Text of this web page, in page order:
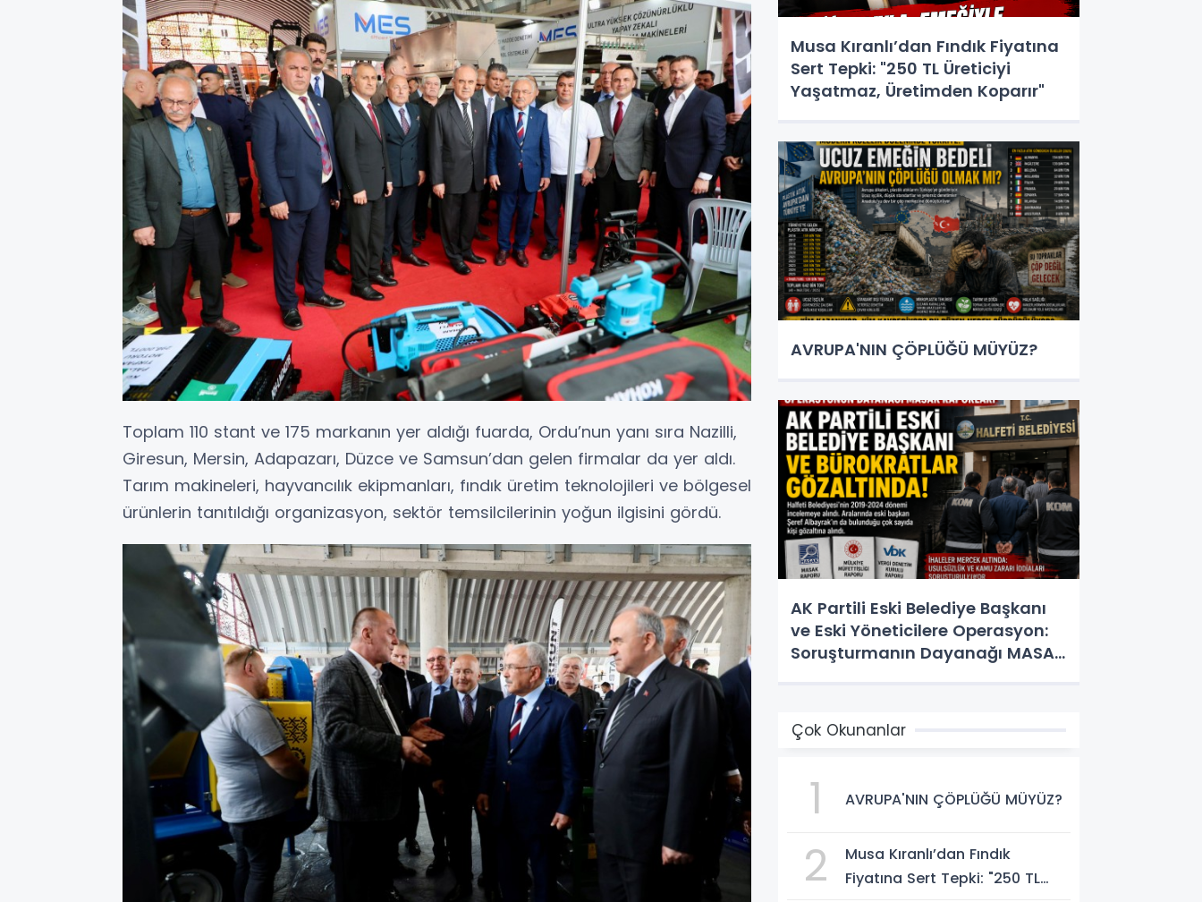
Toplam 110 stant ve 175 markanın yer aldığı fuarda, Ordu’nun yanı sıra Nazilli,
Giresun, Mersin, Adapazarı, Düzce ve Samsun’dan gelen firmalar da yer aldı.
Tarım makineleri, hayvancılık ekipmanları, fındık üretim teknolojileri ve bölgesel
ürünlerin tanıtıldığı organizasyon, sektör temsilcilerinin yoğun ilgisini gördü.
Musa Kıranlı’dan Fındık Fiyatına
Sert Tepki: "250 TL Üreticiyi
Yaşatmaz, Üretimden Koparır"
AVRUPA'NIN ÇÖPLÜĞÜ MÜYÜZ?
AK Partili Eski Belediye Başkanı
ve Eski Yöneticilere Operasyon:
Soruşturmanın Dayanağı MASAK
Çok Okunanlar
1 AVRUPA'NIN ÇÖPLÜĞÜ MÜYÜZ?
2
Musa Kıranlı’dan Fındık
Fiyatına Sert Tepki: "250 TL